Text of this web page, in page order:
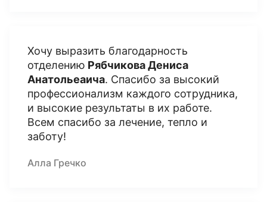
Хочу выразить благодарность
отделению Рябчикова Дениса
Анатольеаича. Спасибо за высокий
профессионализм каждого сотрудника,
и высокие результаты в их работе.
Всем спасибо за лечение, тепло и
заботу!
Алла Гречко